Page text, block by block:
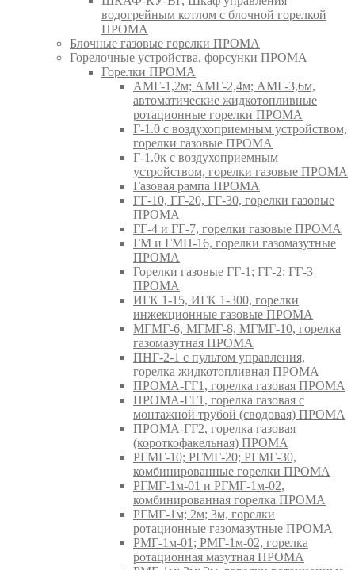
водогрейным котлом с блочной горелкой
ПРОМА
Блочные газовые горелки ПРОМА
Горелочные устройства, форсунки ПРОМА
Горелки ПРОМА
АМГ-1,2м; АМГ-2,4м; АМГ-3,6м,
автоматические жидкотопливные
ротационные горелки ПРОМА
Г-1.0 с воздухоприемным устройством,
горелки газовые ПРОМА
Г-1.0к с воздухоприемным
устройством, горелки газовые ПРОМА
Газовая рампа ПРОМА
ГГ-10, ГГ-20, ГГ-30, горелки газовые
ПРОМА
ГГ-4 и ГГ-7, горелки газовые ПРОМА
ГМ и ГМП-16, горелки газомазутные
ПРОМА
Горелки газовые ГГ-1; ГГ-2; ГГ-3
ПРОМА
ИГК 1-15, ИГК 1-300, горелки
инжекционные газовые ПРОМА
МГМГ-6, МГМГ-8, МГМГ-10, горелка
газомазутная ПРОМА
ПНГ-2-1 с пультом управления,
горелка жидкотопливная ПРОМА
ПРОМА-ГГ1, горелка газовая ПРОМА
ПРОМА-ГГ1, горелка газовая с
монтажной трубой (сводовая) ПРОМА
ПРОМА-ГГ2, горелка газовая
(короткофакельная) ПРОМА
РГМГ-10; РГМГ-20; РГМГ-30,
комбинированные горелки ПРОМА
РГМГ-1м-01 и РГМГ-1м-02,
комбинированная горелка ПРОМА
РГМГ-1м; 2м; 3м, горелки
ротационные газомазутные ПРОМА
РМГ-1м-01; РМГ-1м-02, горелка
ротационная мазутная ПРОМА